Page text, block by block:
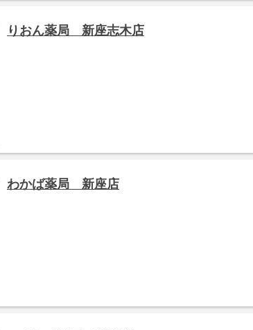
りおん薬局 新座志木店
わかば薬局 新座店